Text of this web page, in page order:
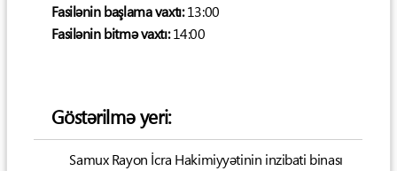
Fasilənin başlama vaxtı:13:00
Fasilənin bitmə vaxtı:14:00
Göstərilmə yeri:
Samux Rayon İcra Hakimiyyətinin inzibati binası